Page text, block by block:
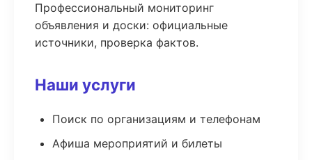
Профессиональный мониторинг
объявления и доски: официальные
источники, проверка фактов.
Наши услуги
Поиск по организациям и телефонам
Афиша мероприятий и билеты